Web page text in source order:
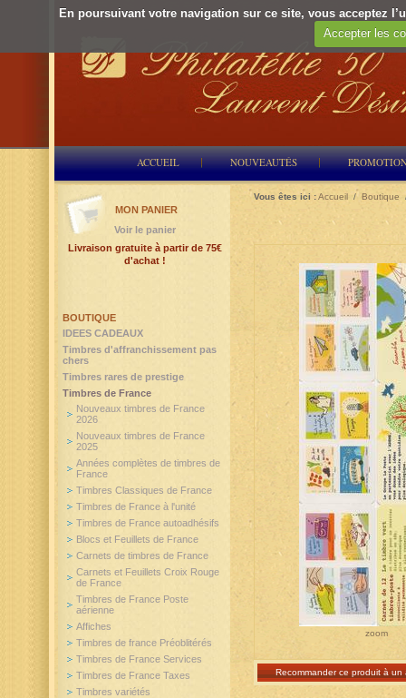
En poursuivant votre navigation sur ce site, vous acceptez
Accepter les
ACCUEIL NOUVEAUTÉS
Vous êtes ici :Accueil / Boutique
zoom
Recommander ce produit à un
BOUTIQUE
IDEES CADEAUX
Timbres d'affranchissement pas
chers
Timbres rares de prestige
Timbres de France
Nouveaux timbres de France
2026
Nouveaux timbres de France
2025
Années complètes de timbres de
France
Timbres Classiques de France
Timbres de France à l'unité
Timbres de France autoadhésifs
Blocs et Feuillets de France
Carnets de timbres de France
Carnets et Feuillets Croix Rouge
de France
Timbres de France Poste
aérienne
Affiches
Timbres de france Préoblitérés
Timbres de France Services
Timbres de France Taxes
Timbres variétés
MON PANIER
Voir le panier
Livraison gratuite à partir de 75€
d'achat !